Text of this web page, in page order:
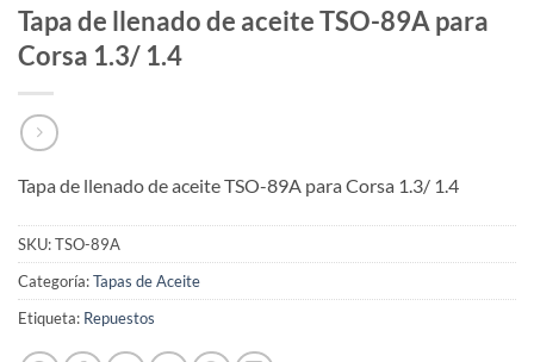
Tapa de llenado de aceite TSO-89A para
Corsa 1.3/ 1.4
Tapa de llenado de aceite TSO-89A para Corsa 1.3/ 1.4
SKU:TSO-89A
Categoría:Tapas de Aceite
Etiqueta: Repuestos